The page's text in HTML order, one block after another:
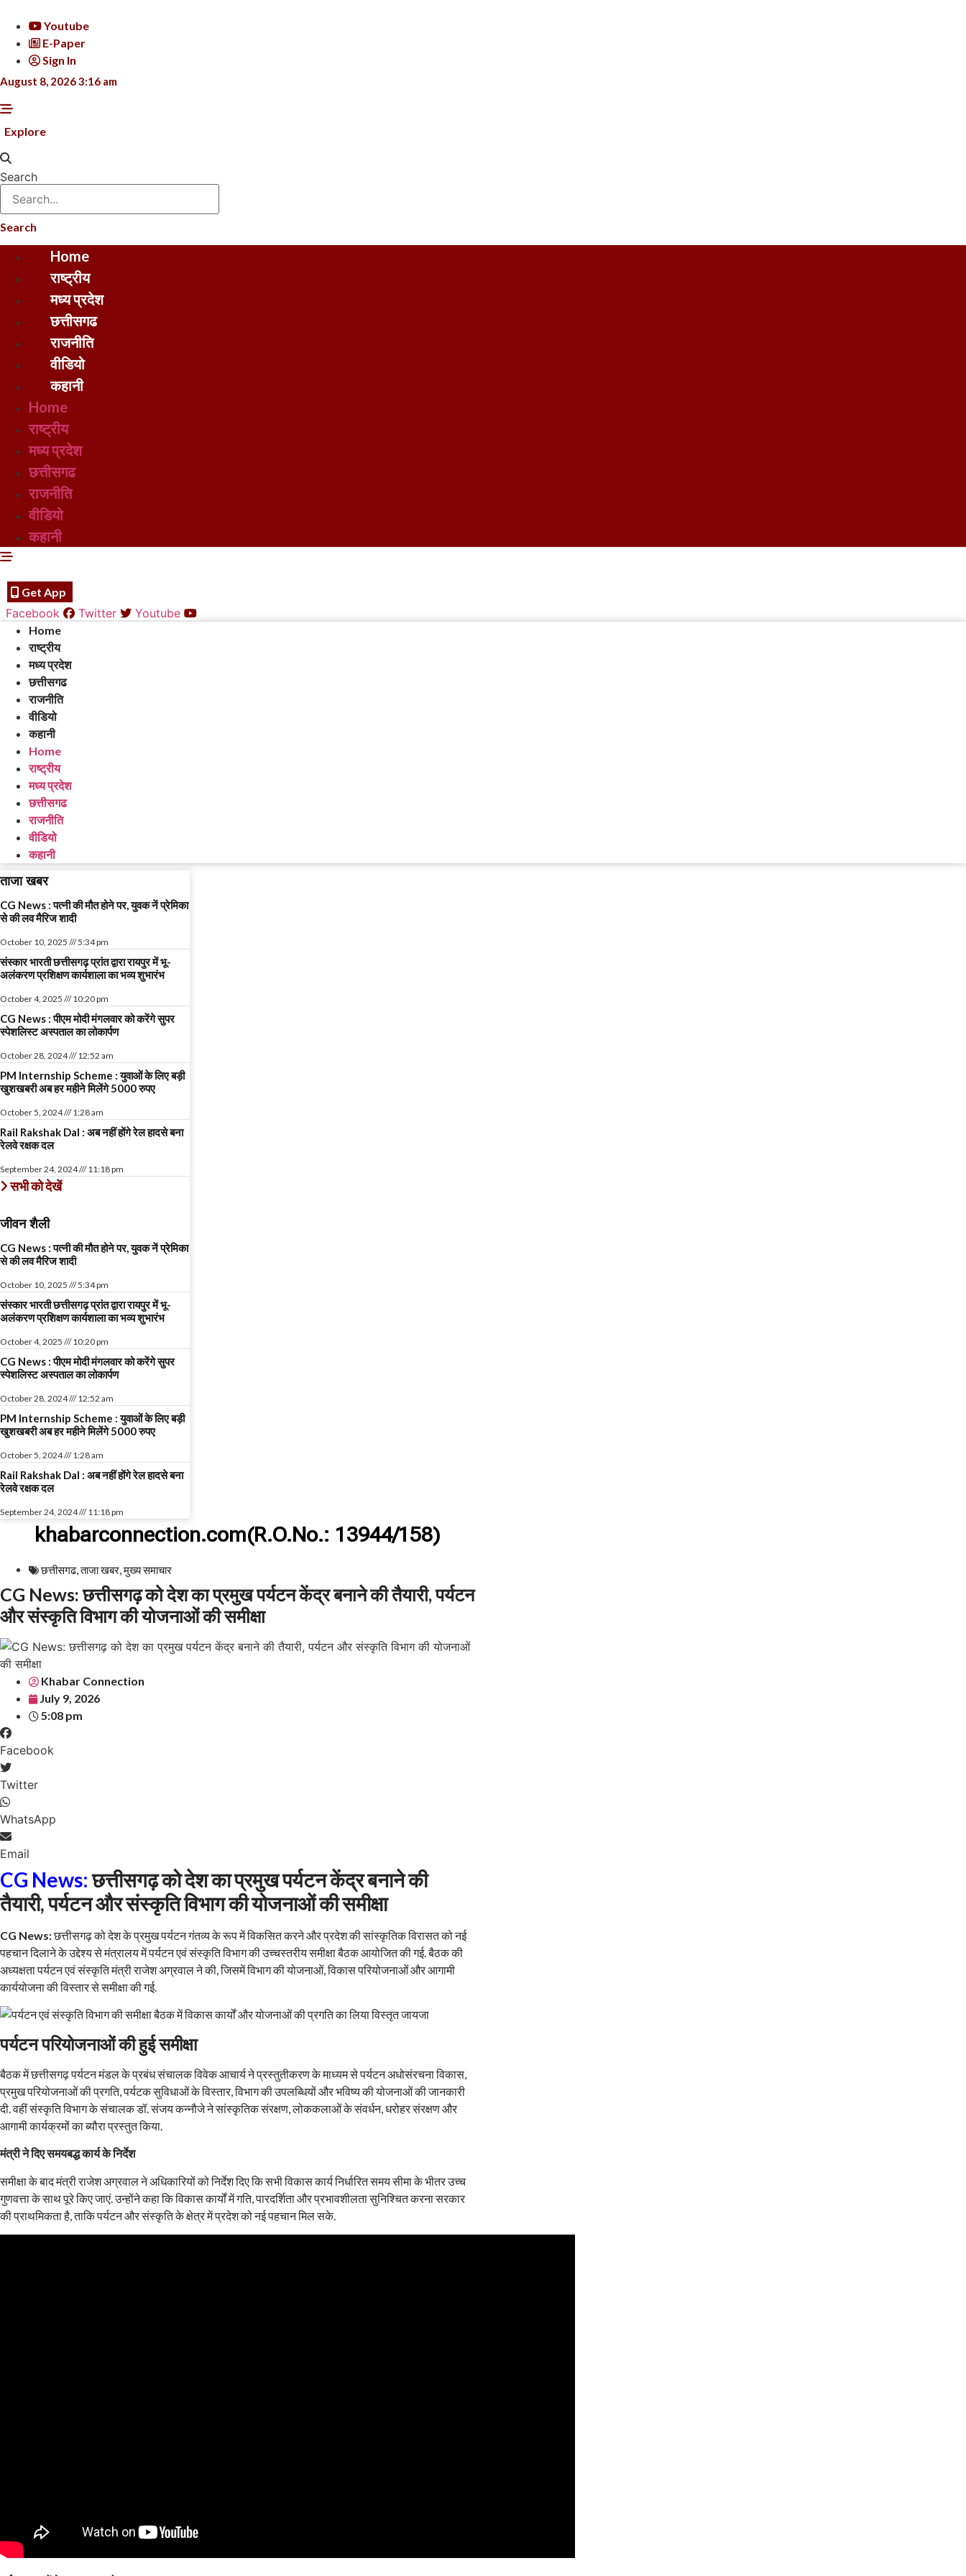
content
Youtube
E-Paper
Sign In
August 8, 2026 3:16 am
Explore
Search
Search
Home
राष्ट्रीय
मध्य प्रदेश
छत्तीसगढ
राजनीति
वीडियो
कहानी
Home
राष्ट्रीय
मध्य प्रदेश
छत्तीसगढ
राजनीति
वीडियो
कहानी
Get App
Facebook Twitter Youtube
Home
राष्ट्रीय
मध्य प्रदेश
छत्तीसगढ
राजनीति
वीडियो
कहानी
Home
राष्ट्रीय
मध्य प्रदेश
छत्तीसगढ
राजनीति
वीडियो
कहानी
ताजा खबर
CG News : पत्नी की मौत होने पर, युवक नें प्रेमिका
से की लव मैरिज शादी
October 10, 2025 5:34 pm
संस्कार भारती छत्तीसगढ़ प्रांत द्वारा रायपुर में भू-
अलंकरण प्रशिक्षण कार्यशाला का भव्य शुभारंभ
October 4, 2025 10:20 pm
CG News : पीएम मोदी मंगलवार को करेंगे सुपर
स्पेशलिस्ट अस्पताल का लोकार्पण
October 28, 2024 12:52 am
PM Internship Scheme : युवाओं के लिए बड़ी
खुशखबरी अब हर महीने मिलेंगे 5000 रुपए
October 5, 2024 1:28 am
Rail Rakshak Dal : अब नहीं होंगे रेल हादसे बना
रेलवे रक्षक दल
September 24, 2024 11:18 pm
सभी को देखें
जीवन शैली
CG News : पत्नी की मौत होने पर, युवक नें प्रेमिका
से की लव मैरिज शादी
October 10, 2025 5:34 pm
संस्कार भारती छत्तीसगढ़ प्रांत द्वारा रायपुर में भू-
अलंकरण प्रशिक्षण कार्यशाला का भव्य शुभारंभ
October 4, 2025 10:20 pm
CG News : पीएम मोदी मंगलवार को करेंगे सुपर
स्पेशलिस्ट अस्पताल का लोकार्पण
October 28, 2024 12:52 am
PM Internship Scheme : युवाओं के लिए बड़ी
खुशखबरी अब हर महीने मिलेंगे 5000 रुपए
October 5, 2024 1:28 am
Rail Rakshak Dal : अब नहीं होंगे रेल हादसे बना
रेलवे रक्षक दल
September 24, 2024 11:18 pm
khabarconnection.com(R.O.No.: 13944/158)
छत्तीसगढ,ताजा खबर,मुख्य समाचार​
CG News: छत्तीसगढ़ को देश का प्रमुख पर्यटन केंद्र बनाने की तैयारी, पर्यटन
और संस्कृति विभाग की योजनाओं की समीक्षा
Khabar Connection
July 9, 2026
5:08 pm
Facebook
Twitter
WhatsApp
Email
CG News:छत्तीसगढ़ को देश का प्रमुख पर्यटन केंद्र बनाने की
तैयारी, पर्यटन और संस्कृति विभाग की योजनाओं की समीक्षा
CG News:छत्तीसगढ़ को देश के प्रमुख पर्यटन गंतव्य के रूप में विकसित करने और प्रदेश की सांस्कृतिक विरासत को नई
पहचान दिलाने के उद्देश्य से मंत्रालय में पर्यटन एवं संस्कृति विभाग की उच्चस्तरीय समीक्षा बैठक आयोजित की गई. बैठक की
अध्यक्षता पर्यटन एवं संस्कृति मंत्री राजेश अग्रवाल ने की, जिसमें विभाग की योजनाओं, विकास परियोजनाओं और आगामी
कार्ययोजना की विस्तार से समीक्षा की गई.
पर्यटन परियोजनाओं की हुई समीक्षा
बैठक में छत्तीसगढ़ पर्यटन मंडल के प्रबंध संचालक विवेक आचार्य ने प्रस्तुतीकरण के माध्यम से पर्यटन अधोसंरचना विकास,
प्रमुख परियोजनाओं की प्रगति, पर्यटक सुविधाओं के विस्तार, विभाग की उपलब्धियों और भविष्य की योजनाओं की जानकारी
दी. वहीं संस्कृति विभाग के संचालक डॉ. संजय कन्नौजे ने सांस्कृतिक संरक्षण, लोककलाओं के संवर्धन, धरोहर संरक्षण और
आगामी कार्यक्रमों का ब्यौरा प्रस्तुत किया.
मंत्री ने दिए समयबद्ध कार्य के निर्देश
समीक्षा के बाद मंत्री राजेश अग्रवाल ने अधिकारियों को निर्देश दिए कि सभी विकास कार्य निर्धारित समय सीमा के भीतर उच्च
गुणवत्ता के साथ पूरे किए जाएं. उन्होंने कहा कि विकास कार्यों में गति, पारदर्शिता और प्रभावशीलता सुनिश्चित करना सरकार
की प्राथमिकता है, ताकि पर्यटन और संस्कृति के क्षेत्र में प्रदेश को नई पहचान मिल सके.